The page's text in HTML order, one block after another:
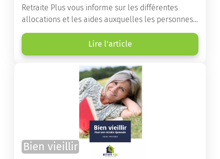
Retraite Plus vous informe sur les différentes
allocations et les aides auxquelles les personnes
âgées ont droit pour financer un séjour en maison
de retraite ou un maintien à domicile.
Lire l'article
Bien vieillir